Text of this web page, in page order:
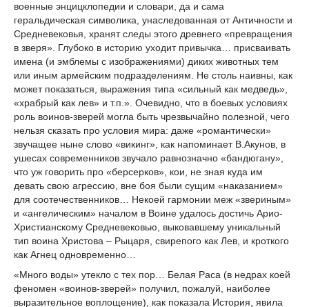
военные энцицклопедии и словари, да и сама
геральдическая символика, унаследованная от Античности и
Средневековья, хранят следы этого древнего «превращения
в зверя». Глубоко в историю уходит привычка… присваивать
имена (и эмблемы с изображениями) диких животных тем
или иным армейским подразделениям. Не столь наивны, как
может показаться, выражения типа «сильный как медведь»,
«храбрый как лев» и т.п.». Очевидно, что в боевых условиях
роль воинов-зверей могла быть чрезвычайно полезной, чего
нельзя сказать про условия мира: даже «романтически»
звучащее ныне слово «викинг», как напоминает В.Акунов, в
ушесах современников звучало равнозначно «бандюгану»,
что уж говорить про «берсерков», кои, не зная куда им
девать свою агрессию, вне боя были сущим «наказанием»
для соотечественников… Некоей гармонии меж «звериным»
и «ангелическим» началом в Воине удалось достичь Арио-
Христианскому Средневековью, выковавшему уникальный
тип воина Христова – Рыцаря, свирепого как Лев, и кроткого
как Агнец одновременно…
«Много воды» утекло с тех пор… Белая Раса (в недрах коей
феномен «воинов-зверей» получил, пожалуй, наиболее
выразительное воплощение), как показала История, явила